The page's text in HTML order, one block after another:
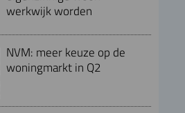
werkwijk worden
NVM: meer keuze op de
woningmarkt in Q2